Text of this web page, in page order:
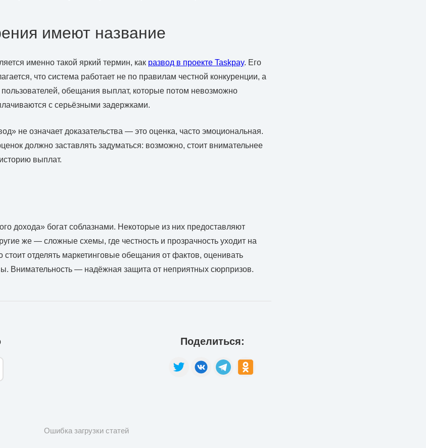
имеют название
именно такой яркий термин, как развод в проекте Taskpay. Его
что система работает не по правилам честной конкуренции, а
обещания выплат, которые потом невозможно
с серьёзными задержками.
не означает доказательства — это оценка, часто эмоциональная.
должно заставлять задуматься: возможно, стоит внимательнее
выплат.
дохода» богат соблазнами. Некоторые из них предоставляют
же — сложные схемы, где честность и прозрачность уходит на
отделять маркетинговые обещания от фактов, оценивать
Внимательность — надёжная защита от неприятных сюрпризов.
Поделиться:
Ошибка загрузки статей